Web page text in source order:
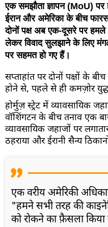
एक समझौता ज्ञापन (MoU) पर
ईरान और अमेरिका के बीच
दोनों पक्ष अब एक-दूसरे पर
लेकर विवाद सुलझाने के लिए
पर सहमत हो गए हैं।
सप्ताहांत पर दोनों पक्षों के
होने से, पहले से ही कमज़ोर
होर्मुज़ स्ट्रेट में व्यावसायिक
वॉशिंगटन के बीच तनाव एक
व्यावसायिक जहाजों पर
ठहराया और ईरानी सैन्य
एक वरीय अमेरिकी
"हमने सभी तरह की
को रोकने का फ़ैसला किया